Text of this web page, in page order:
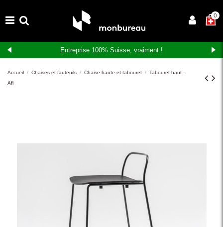
×0
Entreprise 100% Suisse, vraiment !
Accueil Chaises et fauteuils Chaise haute et tabouret
Tabouret haut -
Afi